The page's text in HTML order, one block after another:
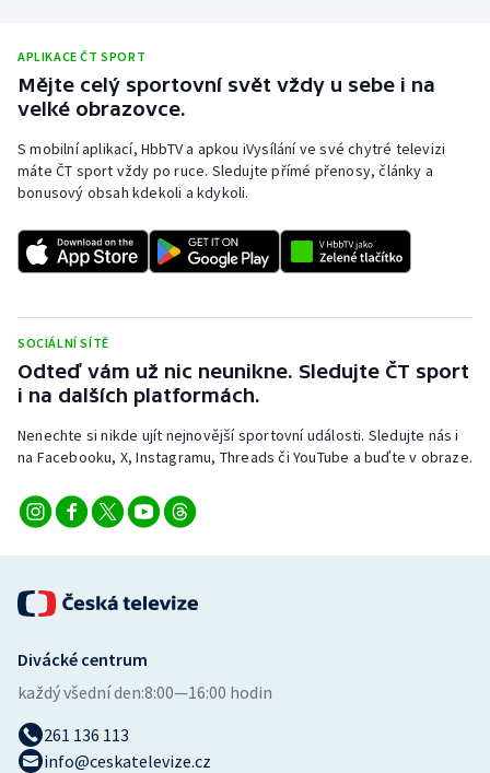
Ragby
Rychlobruslení
Rychlostní kanoistika
Sportovní střelba
Stolní tenis
Triatlon
Veslování
Volejbal
APLIKACE ČT SPORT
Mějte celý sportovní svět vždy u sebe i na
velké obrazovce.
S mobilní aplikací, HbbTV a apkou iVysílání ve své chytré televizi
máte ČT sport vždy po ruce. Sledujte přímé přenosy, články a
bonusový obsah kdekoli a kdykoli.
SOCIÁLNÍ SÍTĚ
Odteď vám už nic neunikne. Sledujte ČT sport
i na dalších platformách.
Nenechte si nikde ujít nejnovější sportovní události. Sledujte nás i
na Facebooku, X, Instagramu, Threads či YouTube a buďte v obraze.
Divácké centrum
každý všední den:8:00—16:00 hodin
261 136 113
info@ceskatelevize.cz